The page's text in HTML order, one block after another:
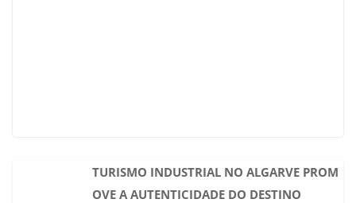
TURISMO INDUSTRIAL NO ALGARVE PROM
OVE A AUTENTICIDADE DO DESTINO